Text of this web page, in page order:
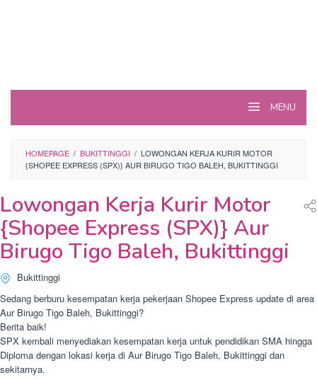
MENU
HOMEPAGE / BUKITTINGGI / LOWONGAN KERJA KURIR MOTOR
{SHOPEE EXPRESS (SPX)} AUR BIRUGO TIGO BALEH, BUKITTINGGI
Lowongan Kerja Kurir Motor
{Shopee Express (SPX)} Aur
Birugo Tigo Baleh, Bukittinggi
Bukittinggi
Sedang berburu kesempatan kerja pekerjaan Shopee Express update di area
Aur Birugo Tigo Baleh, Bukittinggi?
Berita baik!
SPX kembali menyediakan kesempatan kerja untuk pendidikan SMA hingga
Diploma dengan lokasi kerja di Aur Birugo Tigo Baleh, Bukittinggi dan
sekitarnya.